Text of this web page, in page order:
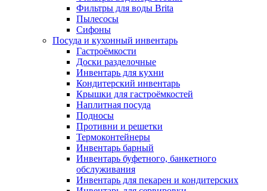
Фильтры для воды Brita
Пылесосы
Сифоны
Посуда и кухонный инвентарь
Гастроёмкости
Доски разделочные
Инвентарь для кухни
Кондитерский инвентарь
Крышки для гастроёмкостей
Наплитная посуда
Подносы
Противни и решетки
Термоконтейнеры
Инвентарь барный
Инвентарь буфетного, банкетного
обслуживания
Инвентарь для пекарен и кондитерских